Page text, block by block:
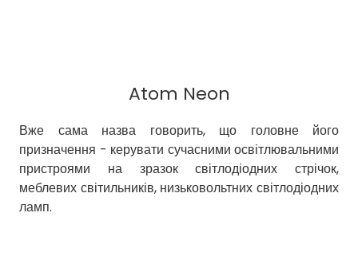
Atom Neon
Вже сама назва говорить, що головне його
призначення - керувати сучасними освітлювальними
пристроями на зразок світлодіодних стрічок,
меблевих світильників, низьковольтних світлодіодних
ламп.